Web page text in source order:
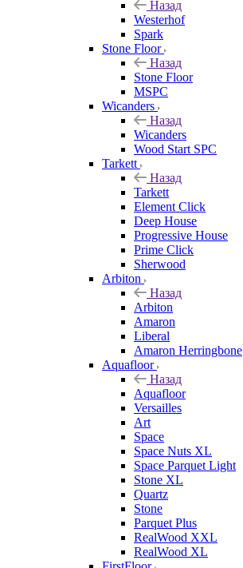
Назад
Westerhof
Spark
Stone Floor
Назад
Stone Floor
MSPC
Wicanders
Назад
Wicanders
Wood Start SPC
Tarkett
Назад
Tarkett
Element Click
Deep House
Progressive House
Prime Click
Sherwood
Arbiton
Назад
Arbiton
Amaron
Liberal
Amaron Herringbone
Aquafloor
Назад
Aquafloor
Versailles
Art
Space
Space Nuts XL
Space Parquet Light
Stone XL
Quartz
Stone
Parquet Plus
RealWood XXL
RealWood XL